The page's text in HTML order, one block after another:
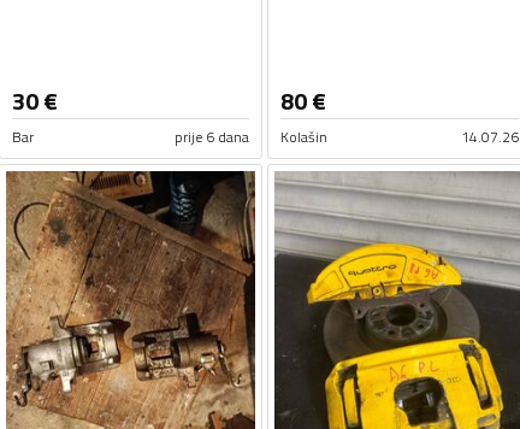
30€
Bar prije 6 dana
80€
Kolašin 14.07.26